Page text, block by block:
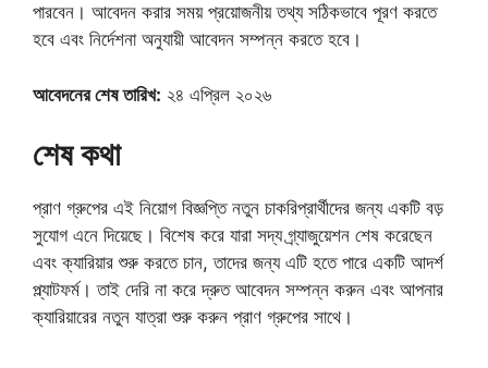
পারবেন। আবেদন করার সময় প্রয়োজনীয় তথ্য সঠিকভাবে পূরণ করতে
হবে এবং নির্দেশনা অনুযায়ী আবেদন সম্পন্ন করতে হবে।
আবেদনের শেষ তারিখ: ২৪ এপ্রিল ২০২৬
শেষ কথা
প্রাণ গ্রুপের এই নিয়োগ বিজ্ঞপ্তি নতুন চাকরিপ্রার্থীদের জন্য একটি বড়
সুযোগ এনে দিয়েছে। বিশেষ করে যারা সদ্য গ্র্যাজুয়েশন শেষ করেছেন
এবং ক্যারিয়ার শুরু করতে চান, তাদের জন্য এটি হতে পারে একটি আদর্শ
প্ল্যাটফর্ম। তাই দেরি না করে দ্রুত আবেদন সম্পন্ন করুন এবং আপনার
ক্যারিয়ারের নতুন যাত্রা শুরু করুন প্রাণ গ্রুপের সাথে।